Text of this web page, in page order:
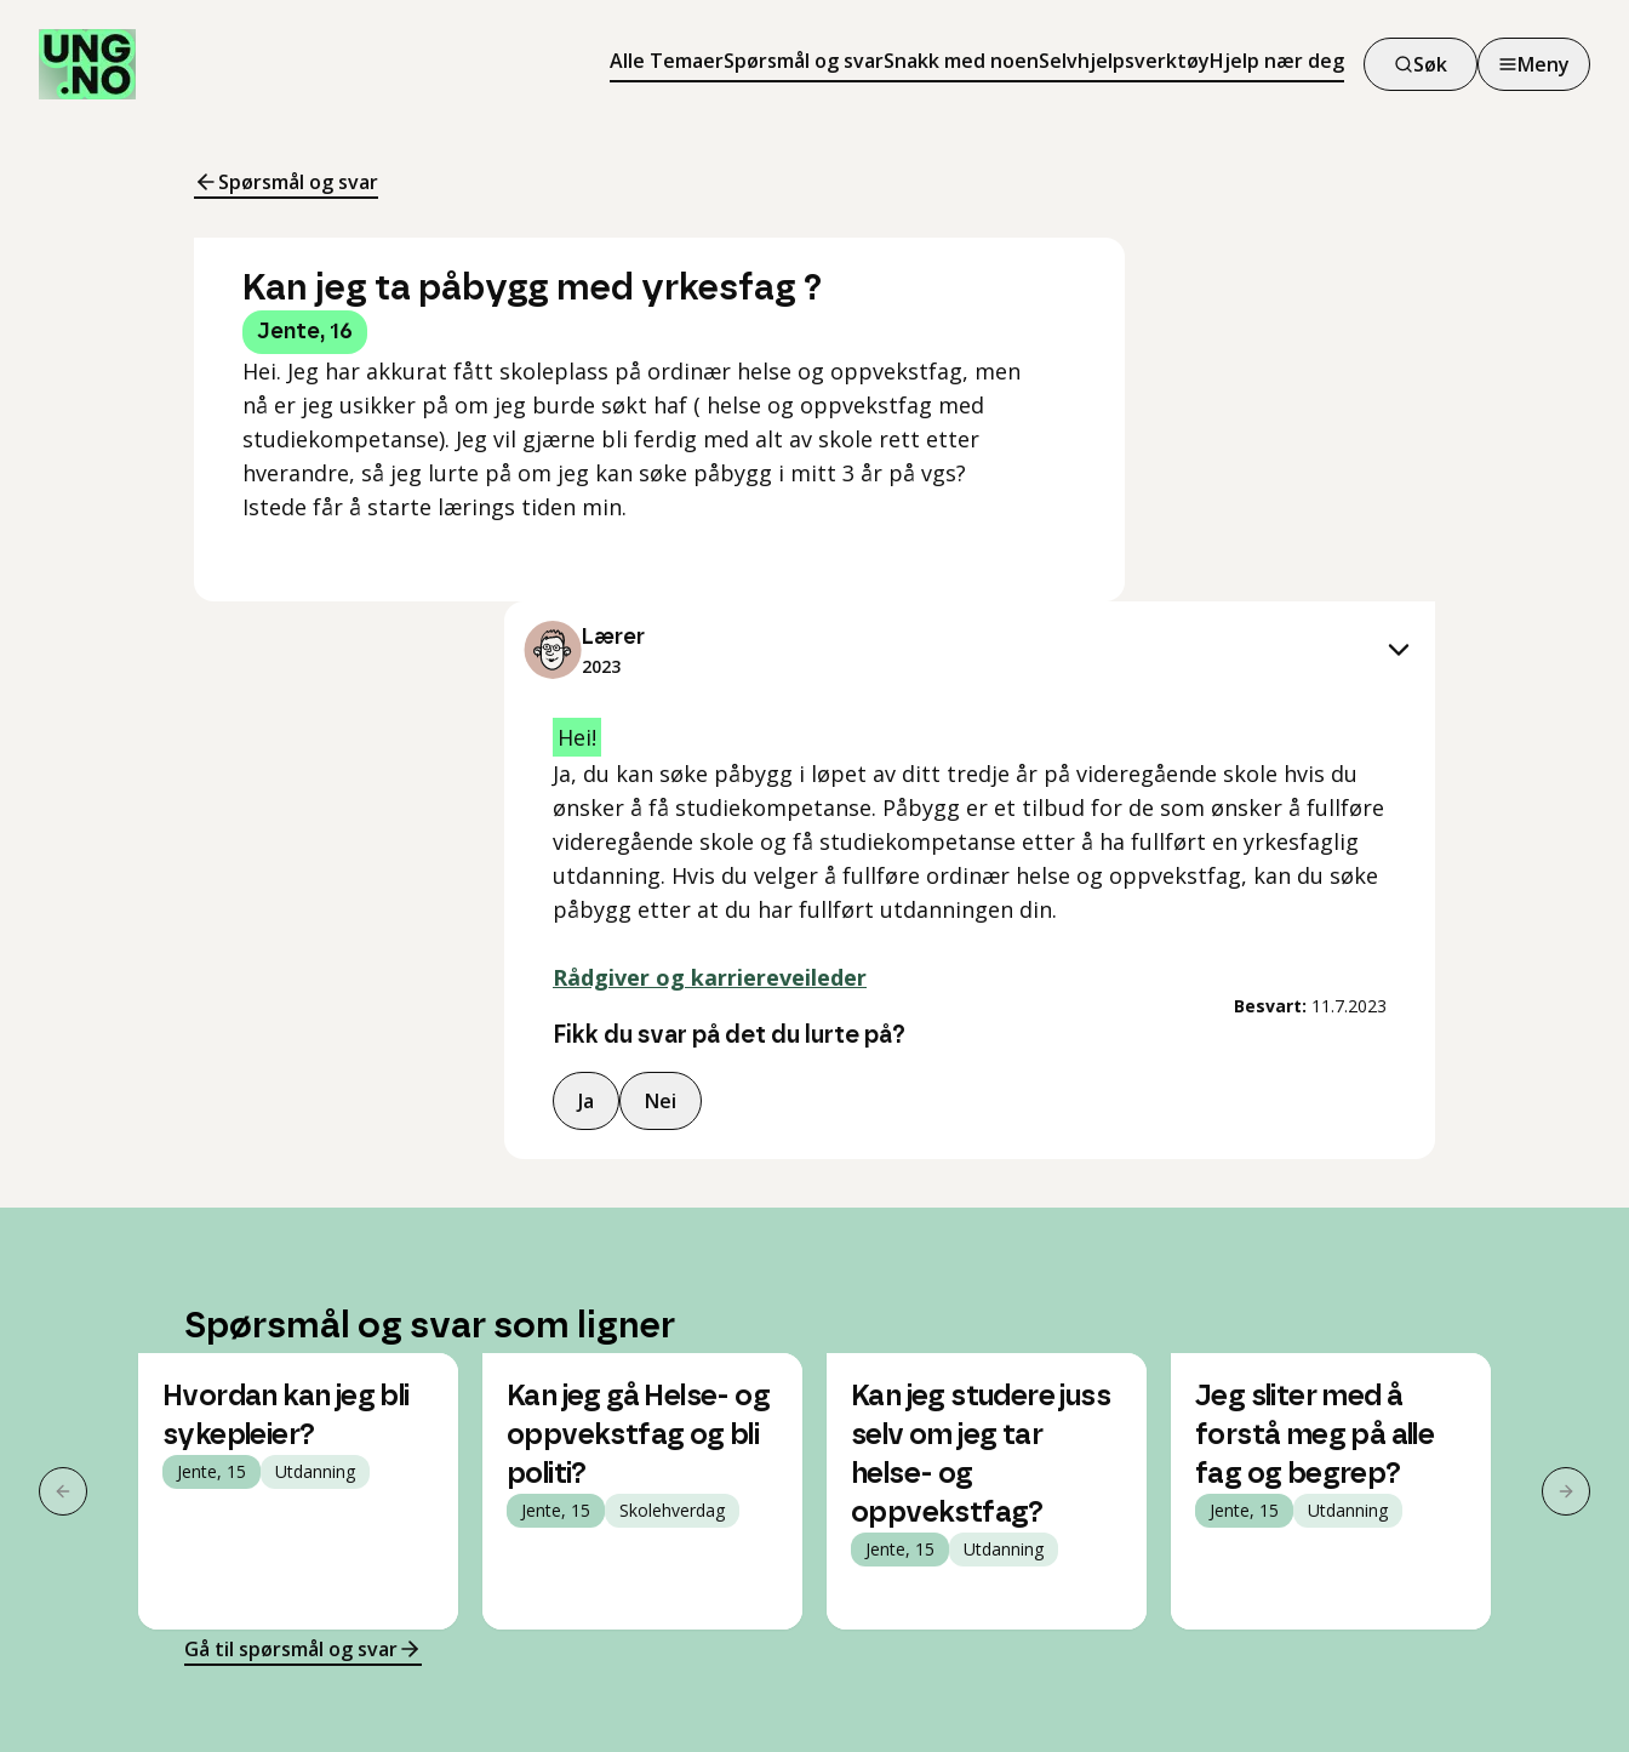
Alle TemaerSpørsmål og svarSnakk med noenSelvhjelpsverktøyHjelp nær deg
Søk
Søk
Meny
Meny
Spørsmål og svar
Kan jeg ta påbygg med yrkesfag ?
Jente, 16
Hei. Jeg har akkurat fått skoleplass på ordinær helse og oppvekstfag, men
nå er jeg usikker på om jeg burde søkt haf ( helse og oppvekstfag med
studiekompetanse). Jeg vil gjærne bli ferdig med alt av skole rett etter
hverandre, så jeg lurte på om jeg kan søke påbygg i mitt 3 år på vgs?
Istede får å starte lærings tiden min.
Lærer
2023
Hei!
Ja, du kan søke påbygg i løpet av ditt tredje år på videregående skole hvis du
ønsker å få studiekompetanse. Påbygg er et tilbud for de som ønsker å fullføre
videregående skole og få studiekompetanse etter å ha fullført en yrkesfaglig
utdanning. Hvis du velger å fullføre ordinær helse og oppvekstfag, kan du søke
påbygg etter at du har fullført utdanningen din.
Rådgiver og karriereveileder
Besvart: 11.7.2023
Fikk du svar på det du lurte på?
Ja Nei
Spørsmål og svar som ligner
Forrige slide
Hvordan kan jeg bli
sykepleier?
Jente, 15 Utdanning
Kan jeg gå Helse- og
oppvekstfag og bli
politi?
Jente, 15 Skolehverdag
Kan jeg studere juss
selv om jeg tar
helse- og
oppvekstfag?
Jente, 15 Utdanning
Jeg sliter med å
forstå meg på alle
fag og begrep?
Jente, 15 Utdanning
ta
Gutt, 20
Neste
Gå til spørsmål og svar